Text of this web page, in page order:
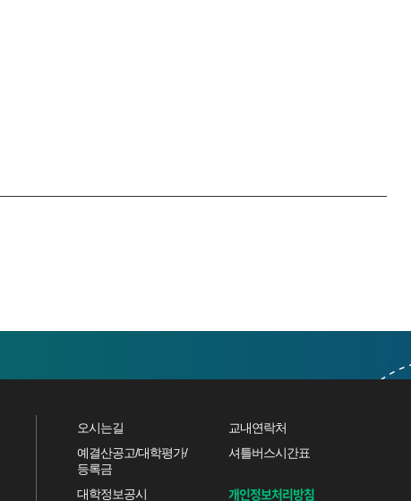
오시는길
교내연락처
예결산공고/대학평가/
등록금
셔틀버스시간표
대학정보공시 개인정보처리방침